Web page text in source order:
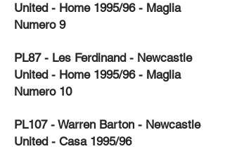
United - Home 1995/96 - Maglia
Numero 9
PL87 - Les Ferdinand - Newcastle
United - Home 1995/96 - Maglia
Numero 10
PL107 - Warren Barton - Newcastle
United - Casa 1995/96